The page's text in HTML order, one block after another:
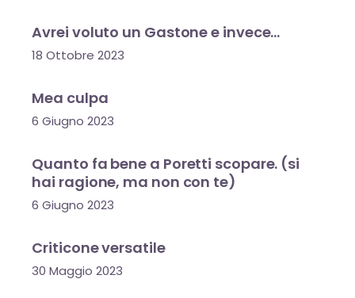
Avrei voluto un Gastone e invece…
18 Ottobre 2023
Mea culpa
6 Giugno 2023
Quanto fa bene a Poretti scopare. (si
hai ragione, ma non con te)
6 Giugno 2023
Criticone versatile
30 Maggio 2023